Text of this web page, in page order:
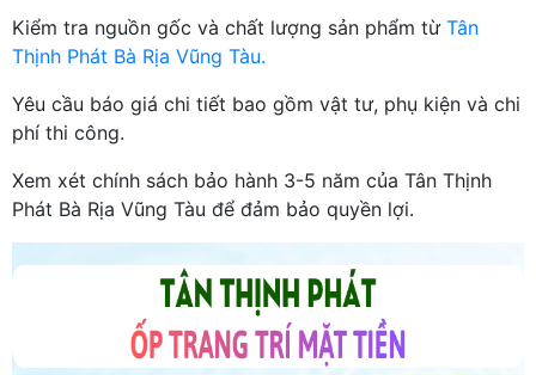
Kiểm tra nguồn gốc và chất lượng sản phẩm từ Tân
Thịnh Phát Bà Rịa Vũng Tàu.
Yêu cầu báo giá chi tiết bao gồm vật tư, phụ kiện và chi
phí thi công.
Xem xét chính sách bảo hành 3-5 năm của Tân Thịnh
Phát Bà Rịa Vũng Tàu để đảm bảo quyền lợi.